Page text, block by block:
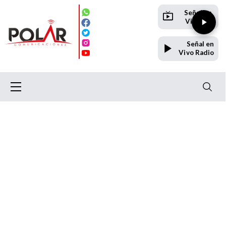
Señal en
Vivo TV
Señal en
Vivo Radio